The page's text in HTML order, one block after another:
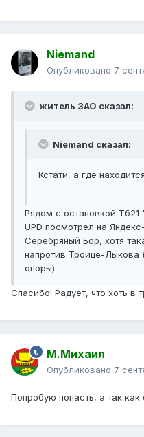
Niemand
Опубликовано 7
житель ЗАО сказал:
Niemand сказал:
Кстати, а где
Рядом с остановкой Тб21
UPD посмотрел на
Серебряный Бор, хотя
напротив Троице-Лыкова
опоры).
Спасибо! Радует, что хоть в
М.Михаил
Опубликовано 7
Попробую попасть, а так как